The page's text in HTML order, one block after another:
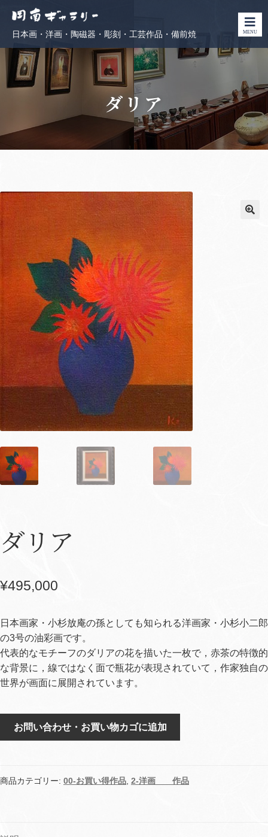
日本画・洋画・陶磁器・彫刻・工芸作品・備前焼 MENU
ダリア
ダリア
¥495,000
日本画家・小杉放庵の孫としても知られる洋画家・小杉小二郎
の3号の油彩画です。
代表的なモチーフのダリアの花を描いた一枚で，赤茶の特徴的
な背景に，線ではなく面で瓶花が表現されていて，作家独自の
世界が画面に展開されています。
お問い合わせ・お買い物カゴに追加
商品カテゴリー: 00-お買い得作品, 2-洋画 作品